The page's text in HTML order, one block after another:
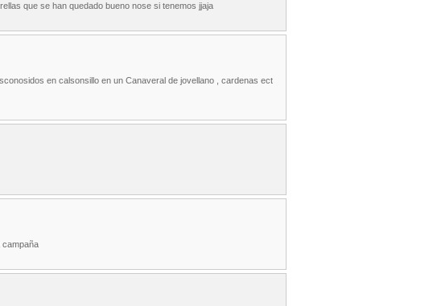
que se han quedado bueno nose si tenemos jjaja
en calsonsillo en un Canaveral de jovellano , cardenas ect
campaña